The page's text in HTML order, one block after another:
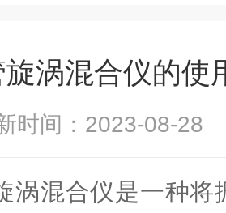
旋涡混合仪的使
时间：2023-08-
涡混合仪是一种将